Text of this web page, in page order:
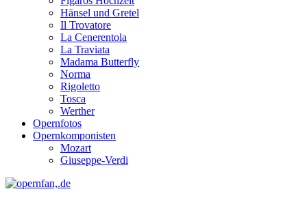
Hänsel und Gretel
Il Trovatore
La Cenerentola
La Traviata
Madama Butterfly
Norma
Rigoletto
Tosca
Werther
Opernfotos
Opernkomponisten
Mozart
Giuseppe-Verdi